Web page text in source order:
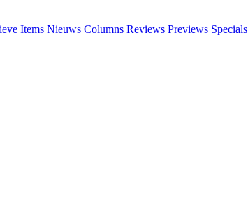
Items Nieuws Columns Reviews Previews Specials